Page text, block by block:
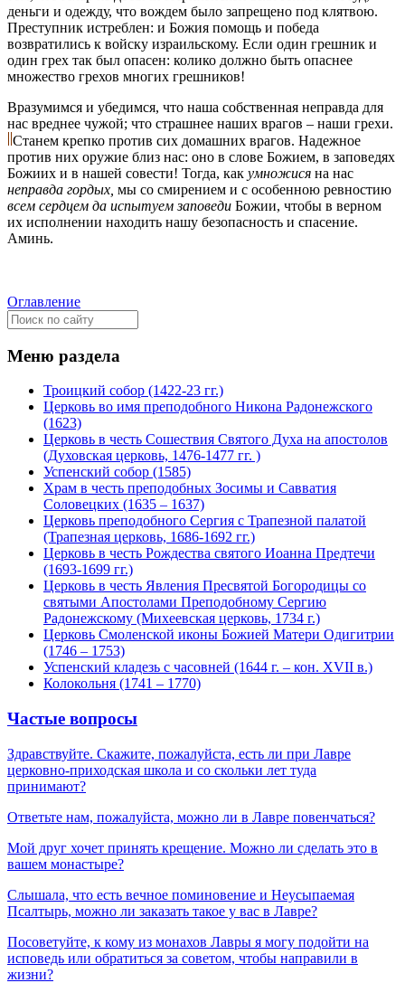
деньги и одежду, что вождем было запрещено под клятвою.
Преступник истреблен: и Божия помощь и победа
возвратились к войску израильскому. Если один грешник и
один грех так был опасен: колико должно быть опаснее
множество грехов многих грешников!
Вразумимся и убедимся, что наша собственная неправда для
нас вреднее чужой; что страшнее наших врагов – наши грехи.
Станем крепко против сих домашних врагов. Надежное
против них оружие близ нас: оно в слове Божием, в заповедях
Божиих и в нашей совести! Тогда, как умножися на нас
неправда гордых, мы со смирением и с особенною ревностию
всем сердцем да испытуем заповеди Божии, чтобы в верном
их исполнении находить нашу безопасность и спасение.
Аминь.
Оглавление
Меню раздела
Троицкий собор (1422-23 гг.)
Церковь во имя преподобного Никона Радонежского
(1623)
Церковь в честь Сошествия Святого Духа на апостолов
(Духовская церковь, 1476-1477 гг. )
Успенский собор (1585)
Храм в честь преподобных Зосимы и Савватия
Соловецких (1635 – 1637)
Церковь преподобного Сергия с Трапезной палатой
(Трапезная церковь, 1686-1692 гг.)
Церковь в честь Рождества святого Иоанна Предтечи
(1693-1699 гг.)
Церковь в честь Явления Пресвятой Богородицы со
святыми Апостолами Преподобному Сергию
Радонежскому (Михеевская церковь, 1734 г.)
Церковь Смоленской иконы Божией Матери Одигитрии
(1746 – 1753)
Успенский кладезь с часовней (1644 г. – кон. XVII в.)
Колокольня (1741 – 1770)
Частые вопросы
Здравствуйте. Скажите, пожалуйста, есть ли при Лавре
церковно-приходская школа и со скольки лет туда
принимают?
Ответьте нам, пожалуйста, можно ли в Лавре повенчаться?
Мой друг хочет принять крещение. Можно ли сделать это в
вашем монастыре?
Слышала, что есть вечное поминовение и Неусыпаемая
Псалтырь, можно ли заказать такое у вас в Лавре?
Посоветуйте, к кому из монахов Лавры я могу подойти на
исповедь или обратиться за советом, чтобы направили в
жизни?